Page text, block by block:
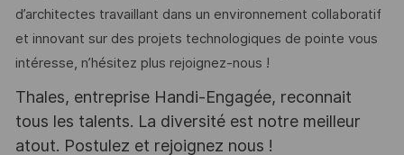
d’architectes travaillant dans un environnement collaboratif
et innovant sur des projets technologiques de pointe vous
intéresse, n’hésitez plus rejoignez-nous !
Thales, entreprise Handi-Engagée, reconnait
tous les talents. La diversité est notre meilleur
atout. Postulez et rejoignez nous !